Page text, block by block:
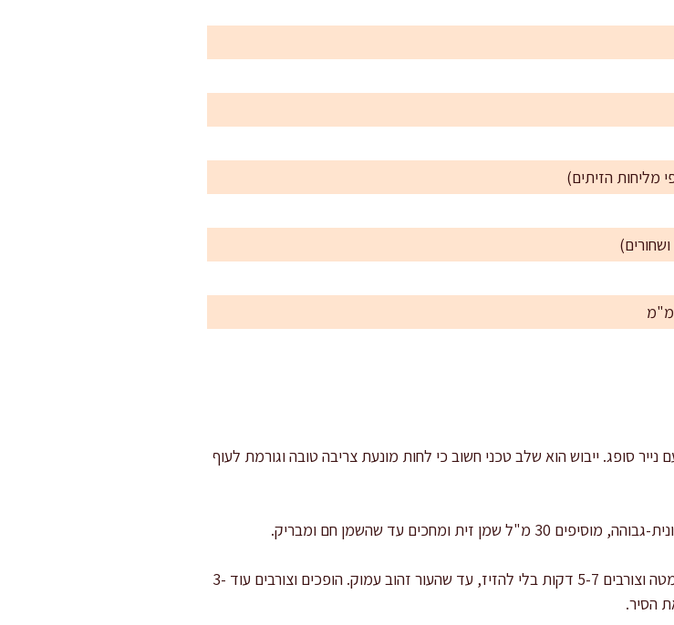
סופג. ייבוש הוא שלב טכני חשוב כי לחות מונעת צריבה טובה וגורמת לעוף
צורבים את העוף: מניחים את חלקי העוף עם העור כלפי מטה וצורבים 5-7 דקות בלי להזיז, עד שהעור זהוב עמוק. הופכים וצורבים עוד 3-